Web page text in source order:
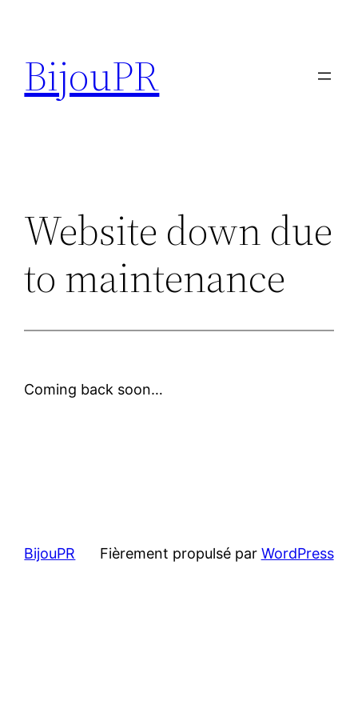
contenu
BijouPR
Website down due
to maintenance
Coming back soon…
BijouPR Fièrement propulsé par WordPress